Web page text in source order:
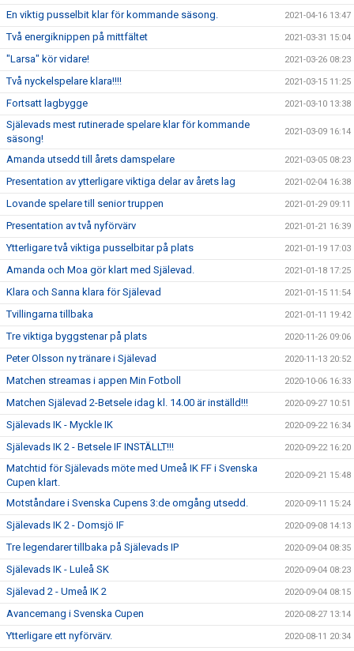
En viktig pusselbit klar för kommande säsong. 2021-04-16 13:47
Två energiknippen på mittfältet 2021-03-31 15:04
"Larsa" kör vidare! 2021-03-26 08:23
Två nyckelspelare klara!!!! 2021-03-15 11:25
Fortsatt lagbygge 2021-03-10 13:38
Själevads mest rutinerade spelare klar för kommande
säsong!
2021-03-09 16:14
Amanda utsedd till årets damspelare 2021-03-05 08:23
Presentation av ytterligare viktiga delar av årets lag 2021-02-04 16:38
Lovande spelare till senior truppen 2021-01-29 09:11
Presentation av två nyförvärv 2021-01-21 16:39
Ytterligare två viktiga pusselbitar på plats 2021-01-19 17:03
Amanda och Moa gör klart med Själevad. 2021-01-18 17:25
Klara och Sanna klara för Själevad 2021-01-15 11:54
Tvillingarna tillbaka 2021-01-11 19:42
Tre viktiga byggstenar på plats 2020-11-26 09:06
Peter Olsson ny tränare i Själevad 2020-11-13 20:52
Matchen streamas i appen Min Fotboll 2020-10-06 16:33
Matchen Själevad 2-Betsele idag kl. 14.00 är inställd!!! 2020-09-27 10:51
Själevads IK - Myckle IK 2020-09-22 16:34
Själevads IK 2 - Betsele IF INSTÄLLT!!! 2020-09-22 16:20
Matchtid för Själevads möte med Umeå IK FF i Svenska
Cupen klart.
2020-09-21 15:48
Motståndare i Svenska Cupens 3:de omgång utsedd. 2020-09-11 15:24
Själevads IK 2 - Domsjö IF 2020-09-08 14:13
Tre legendarer tillbaka på Själevads IP 2020-09-04 08:35
Själevads IK - Luleå SK 2020-09-04 08:23
Själevad 2 - Umeå IK 2 2020-09-04 08:15
Avancemang i Svenska Cupen 2020-08-27 13:14
Ytterligare ett nyförvärv. 2020-08-11 20:34